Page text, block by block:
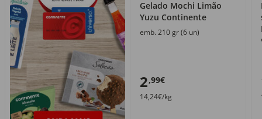
Gelado Mochi Limão
Yuzu Continente
emb. 210 gr (6 un)
2,99€
14,24€/kg